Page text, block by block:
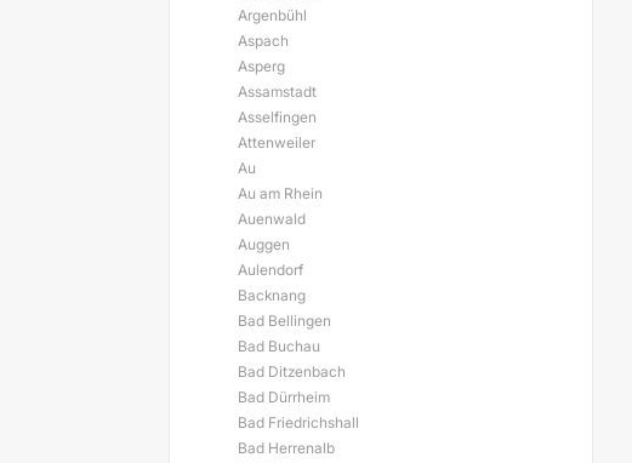
Argenbühl
Aspach
Asperg
Assamstadt
Asselfingen
Attenweiler
Au
Au am Rhein
Auenwald
Auggen
Aulendorf
Backnang
Bad Bellingen
Bad Buchau
Bad Ditzenbach
Bad Dürrheim
Bad Friedrichshall
Bad Herrenalb